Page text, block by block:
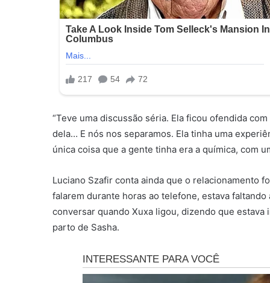
“Teve uma discussão séria. Ela ficou ofendida
dela… E nós nos separamos. Ela tinha uma
única coisa que a gente tinha era a química, com
Luciano Szafir conta ainda que o relacionamento
falarem durante horas ao telefone, estava
conversar quando Xuxa ligou, dizendo que estava
parto de Sasha.